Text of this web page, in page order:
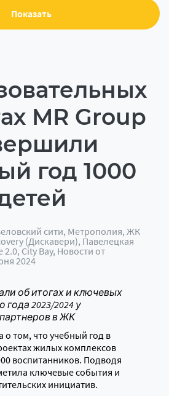
Показать
MR Group
год 1000
сити, Метрополия, ЖК
(Дискавери), Павелецкая
2.0, City Bay, Новости от
2024
об итогах и ключевых
2023/2024 у
в ЖК
о том, что учебный год в
жилых комплексов
воспитанников. Подводя
ключевые события и
инициатив.